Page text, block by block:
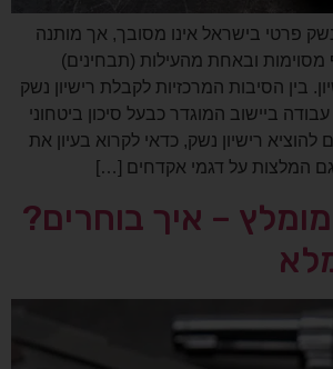
פרטי בישראל אינו מסובך, אך מותנה
ובאחת מהעילות (תבחינים)
בין הסיבות המרכזיות לקבלת רישיון נשק
ביישוב המוגדר כבעל סיכון ביטחוני
רישיון נשק, כדאי לקרוא בעיון את
המלצות על דגמי אקדחים […]
– איך בוחרים?